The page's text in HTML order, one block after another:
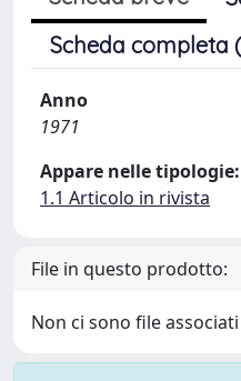
Scheda completa
Anno
1971
Appare nelle tipologie:
1.1 Articolo in rivista
File in questo prodotto:
Non ci sono file